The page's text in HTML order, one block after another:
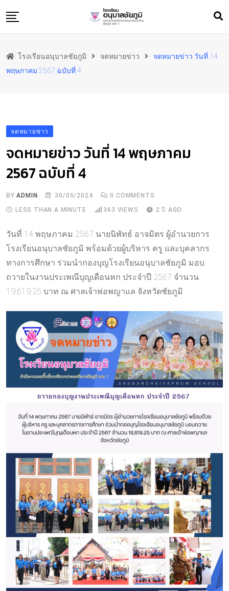
ข้อมูลพื้นฐาน
ภาพกิจกรรม
ผลงาน
ติดต่อเรา
โรงเรียนอนุบาลชัยภูมิ จดหมายข่าว
จดหมายข่าว วันที่ 14
พฤษภาคม 2567 ฉบับที่ 4
จดหมายข่าว
จดหมายข่าว วันที่ 14 พฤษภาคม
2567 ฉบับที่ 4
BYADMIN 30/05/2024 0 COMMENTS
LESS THAN A MINUTE
363 VIEWS 2 ปี AGO
วันที่ 14 พฤษภาคม 2567 นายนิพัทธ์ อาจมิตร ผู้อำนวยการ
โรงเรียนอนุบาลชัยภูมิ พร้อมด้วยผู้บริหาร ครู และบุคลากร
ทางการศึกษา ร่วมนำกองบุญโรงเรียนอนุบาลชัยภูมิ มอบ
ถวายในงานประเพณีบุญเดือนหก ประจำปี 2567 จำนวน
19,619.25 บาท ณ ศาลเจ้าพ่อพญาแล จังหวัดชัยภูมิ